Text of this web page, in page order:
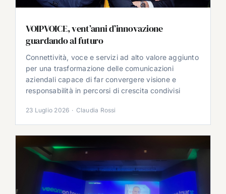
VOIPVOICE, vent’anni d’innovazione
guardando al futuro
Connettività, voce e servizi ad alto valore aggiunto
per una trasformazione delle comunicazioni
aziendali capace di far convergere visione e
responsabilità in percorsi di crescita condivisi
23 Luglio 2026 · Claudia Rossi